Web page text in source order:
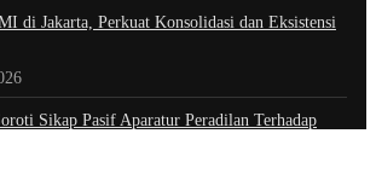
di Jakarta, Perkuat Konsolidasi dan Eksistensi
Sikap Pasif Aparatur Peradilan Terhadap